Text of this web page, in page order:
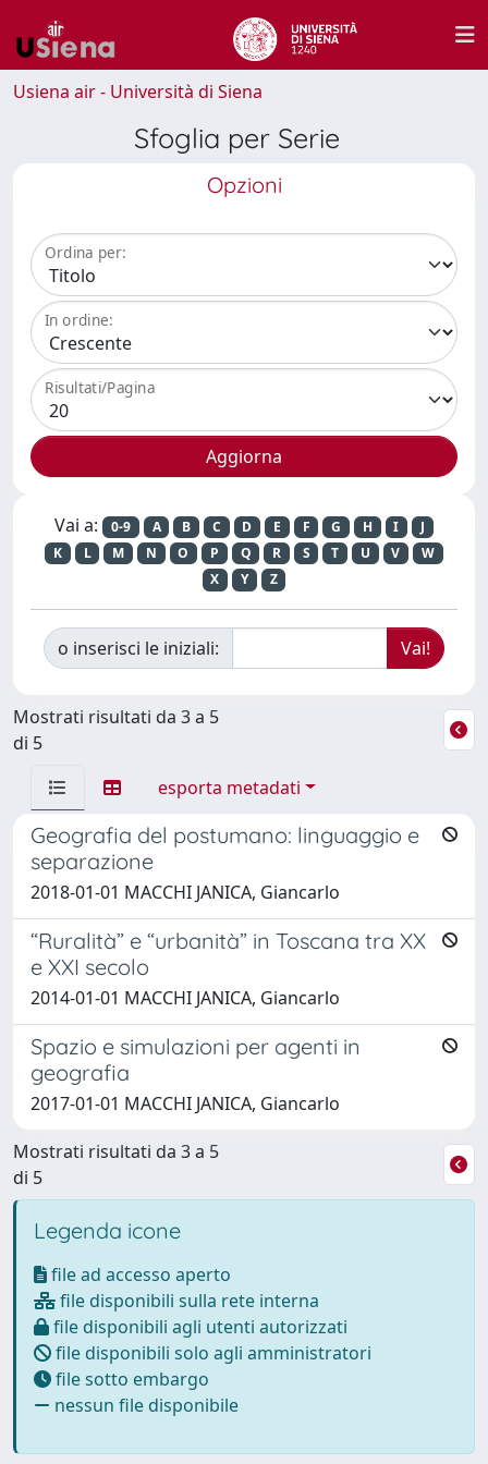
Usiena air - Università di Siena
Sfoglia per Serie
Opzioni
Ordina per:
In ordine:
Risultati/Pagina
Vai a: 0-9 A B C D E F G H I
J
K
L M N O P Q R S T U V
W
X
Y Z
o inserisci le iniziali:
Mostrati risultati da 3 a 5
di 5
esporta metadati
Geografia del postumano: linguaggio e
separazione
2018-01-01 MACCHI JANICA, Giancarlo
“Ruralità” e “urbanità” in Toscana tra XX
e XXI secolo
2014-01-01 MACCHI JANICA, Giancarlo
Spazio e simulazioni per agenti in
geografia
2017-01-01 MACCHI JANICA, Giancarlo
Mostrati risultati da 3 a 5
di 5
Legenda icone
file ad accesso aperto
file disponibili sulla rete interna
file disponibili agli utenti autorizzati
file disponibili solo agli amministratori
file sotto embargo
nessun file disponibile